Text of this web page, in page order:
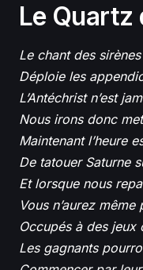
Le Quartz
Le chant des
Déploie les
L’Antéchrist n’est
Nous irons donc
Maintenant l’heure
De tatouer Saturne
Et lorsque nous
Vous n’aurez
Occupés à des jeux
Les gagnants